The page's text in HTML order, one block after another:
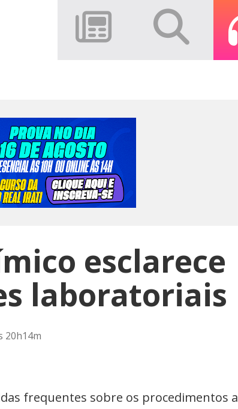
esclarece
laboratoriais
20h14m
frequentes sobre os procedimentos a